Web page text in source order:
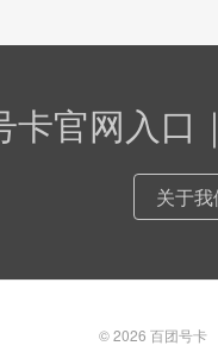
卡官网入口
关于我
© 2026 百团号卡